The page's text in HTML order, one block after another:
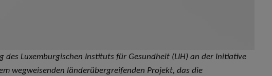
des Luxemburgischen Instituts für Gesundheit (LIH) an der Initiative
wegweisenden länderübergreifenden Projekt, das die